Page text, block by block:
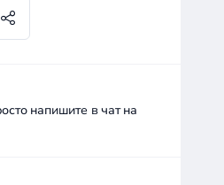
напишите в чат на